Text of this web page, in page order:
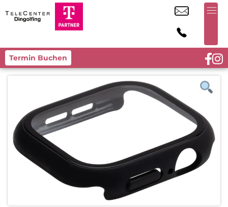
Termin Buchen